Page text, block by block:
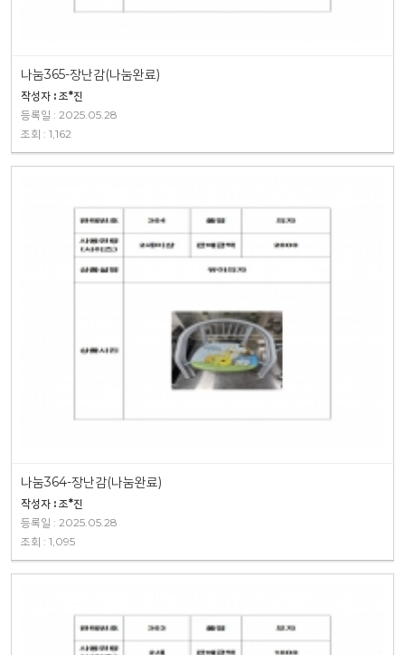
나눔365-장난감(나눔완료)
작성자 : 조*진
등록일 : 2025.05.28
조회 : 1,162
나눔364-장난감(나눔완료)
작성자 : 조*진
등록일 : 2025.05.28
조회 : 1,095